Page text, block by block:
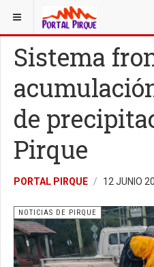
ESTÁ AQUÍ: NOTICIAS
Sistema
de
Pirque
PORTAL PIRQUE 12 JUNIO
NOTICIAS DE PIRQUE